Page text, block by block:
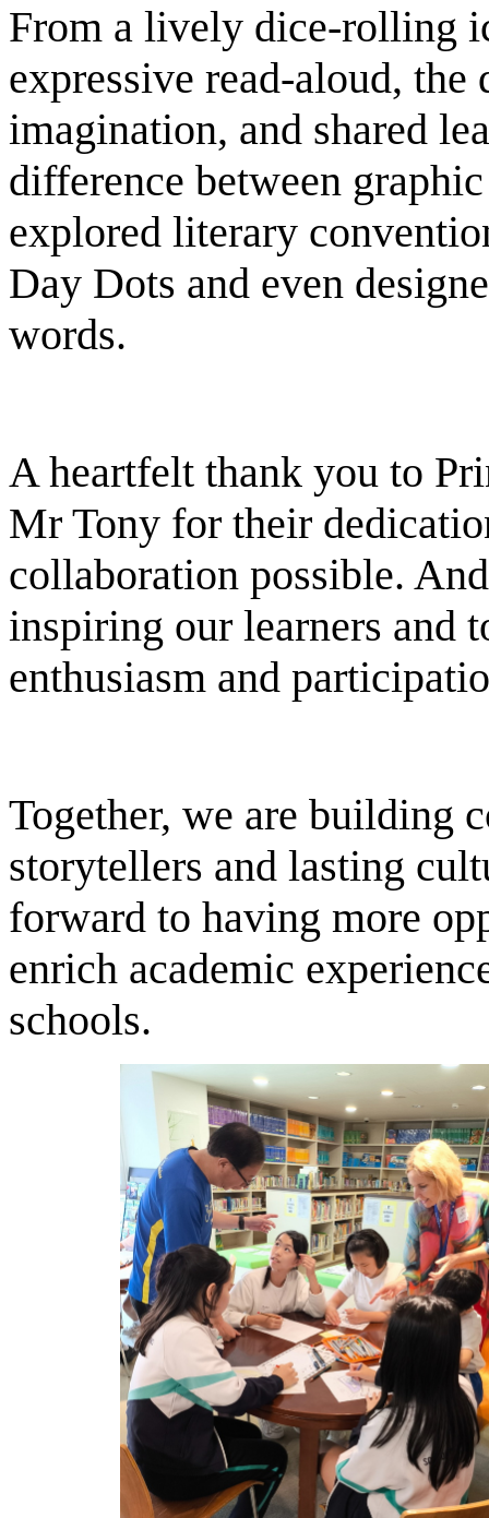
From a lively dice‑rolling
expressive read‑aloud,
imagination, and shared
difference between
explored literary
Day Dots and even
words.
A heartfelt thank you to
Mr Tony for their
collaboration possible.
inspiring our learners and
enthusiasm and
Together, we are building
storytellers and lasting
forward to having more
enrich academic
schools.